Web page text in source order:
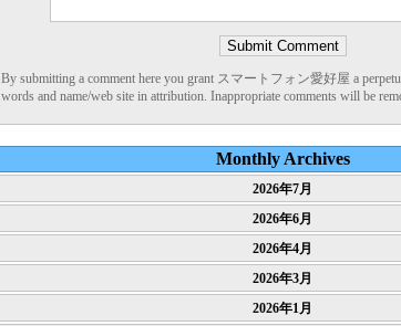
By submitting a comment here you grant スマートフォン愛好屋 a
words and name/web site in attribution. Inappropriate comments will be
Monthly Archives
2026年7月
2026年6月
2026年4月
2026年3月
2026年1月